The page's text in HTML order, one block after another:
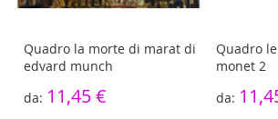
Quadro la morte di marat di
edvard munch
11,45 €
Quadro
monet 2